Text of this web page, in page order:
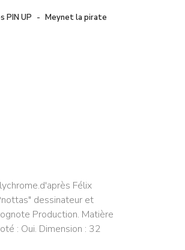
PIN UP Meynet la pirate
Félix
dessinateur et
Production. Matière
: Oui. Dimension : 32